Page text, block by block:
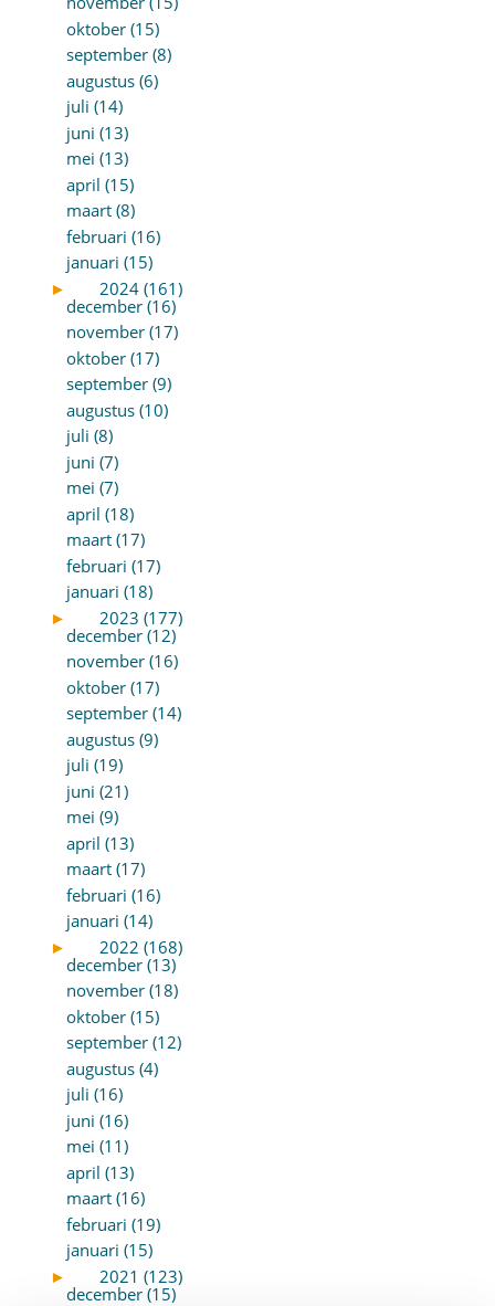
oktober (15)
september (8)
augustus (6)
juli (14)
juni (13)
mei (13)
april (15)
maart (8)
februari (16)
januari (15)
►
2024 (161)
december (16)
november (17)
oktober (17)
september (9)
augustus (10)
juli (8)
juni (7)
mei (7)
april (18)
maart (17)
februari (17)
januari (18)
►
2023 (177)
december (12)
november (16)
oktober (17)
september (14)
augustus (9)
juli (19)
juni (21)
mei (9)
april (13)
maart (17)
februari (16)
januari (14)
►
2022 (168)
december (13)
november (18)
oktober (15)
september (12)
augustus (4)
juli (16)
juni (16)
mei (11)
april (13)
maart (16)
februari (19)
januari (15)
►
2021 (123)
december (15)